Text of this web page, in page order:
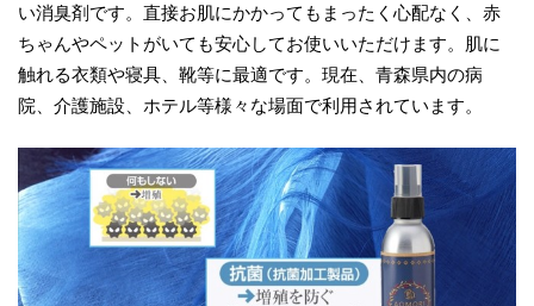
い消臭剤です。直接お肌にかかってもまったく心配なく、赤
ちゃんやペットがいても安心してお使いいただけます。肌に
触れる衣類や寝具、靴等に最適です。現在、青森県内の病
院、介護施設、ホテル等様々な場面で利用されています。